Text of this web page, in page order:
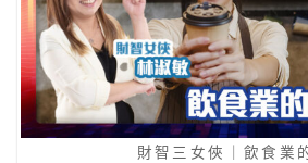
財智三女俠｜飲食業